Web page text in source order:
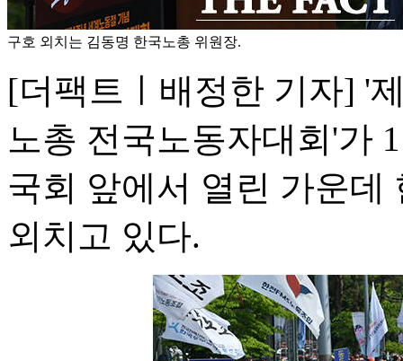
구호 외치는 김동명 한국노총 위원장.
[더팩트ㅣ배정한 기자] '
노총 전국노동자대회'가
국회 앞에서 열린 가운데
외치고 있다.